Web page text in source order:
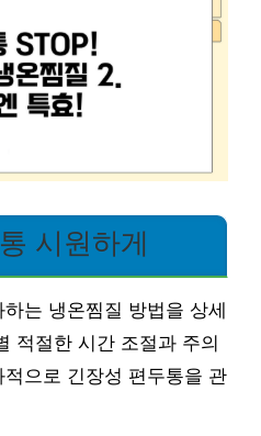
시원하게
는 냉온찜질 방법을 상세
적절한 시간 조절과 주의
으로 긴장성 편두통을 관